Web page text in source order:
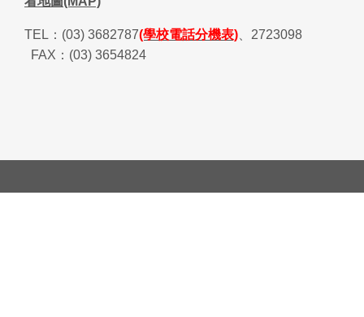
TEL ： (03) 3682787(學校電話分機表)
2723098
FAX ： (03) 3654824